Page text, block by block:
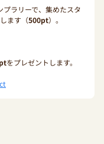
プラリーで、集めたスタ
ます（500pt）。
をプレゼントします。